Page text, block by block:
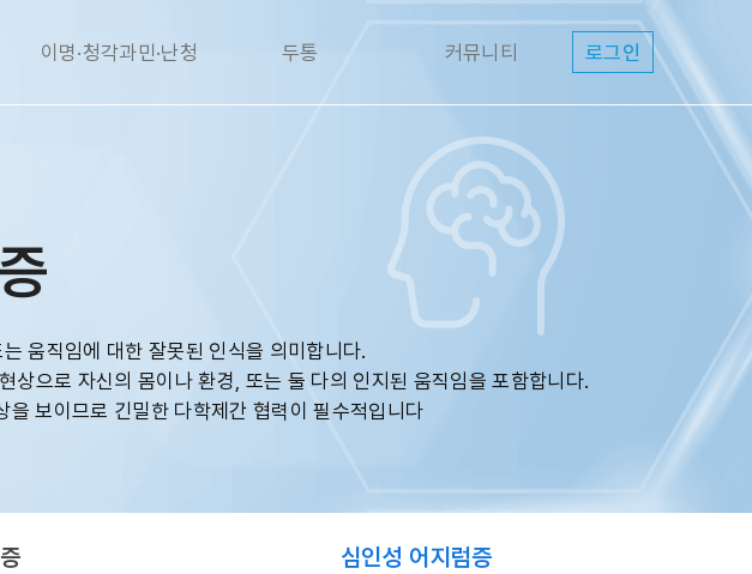
이명·청각과민·난청 두통 커뮤니티 로그인
움직임에 대한 잘못된 인식을 의미합니다.
으로 자신의 몸이나 환경, 또는 둘 다의 인지된 움직임을 포함합니다.
보이므로 긴밀한 다학제간 협력이 필수적입니다
심인성 어지럼증